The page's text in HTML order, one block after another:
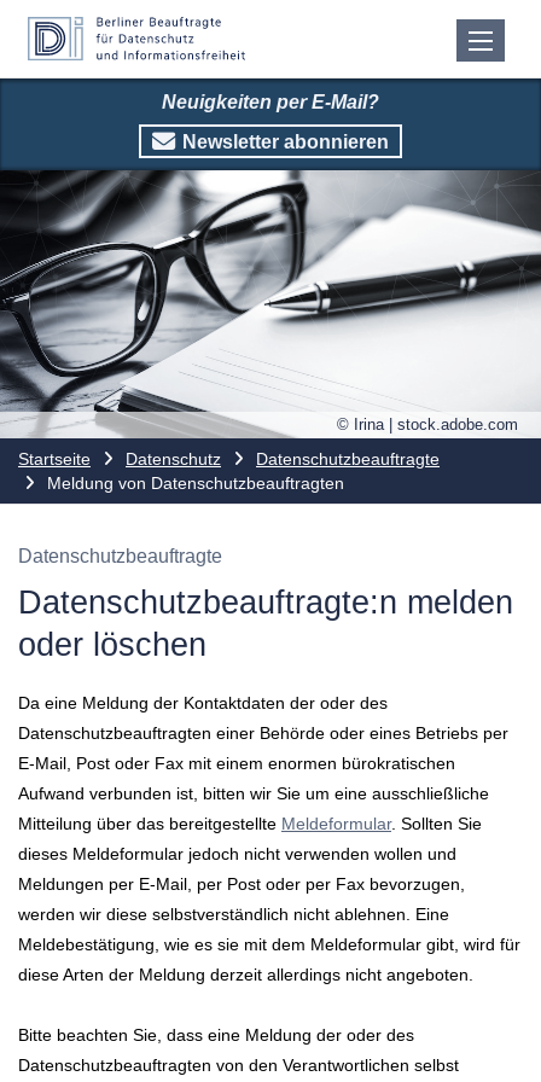
Neuigkeiten per E-Mail?
Newsletter abonnieren
© Irina | stock.adobe.com
Startseite Datenschutz
Datenschutzbeauftragte
Meldung von Datenschutzbeauftragten
Datenschutzbeauftragte
Datenschutzbeauftragte:n melden
oder löschen
Da eine Meldung der Kontaktdaten der oder des
Datenschutzbeauftragten einer Behörde oder eines Betriebs per
E-Mail, Post oder Fax mit einem enormen bürokratischen
Aufwand verbunden ist, bitten wir Sie um eine ausschließliche
Mitteilung über das bereitgestellte Meldeformular. Sollten Sie
dieses Meldeformular jedoch nicht verwenden wollen und
Meldungen per E-Mail, per Post oder per Fax bevorzugen,
werden wir diese selbstverständlich nicht ablehnen. Eine
Meldebestätigung, wie es sie mit dem Meldeformular gibt, wird für
diese Arten der Meldung derzeit allerdings nicht angeboten.
Bitte beachten Sie, dass eine Meldung der oder des
Datenschutzbeauftragten von den Verantwortlichen selbst